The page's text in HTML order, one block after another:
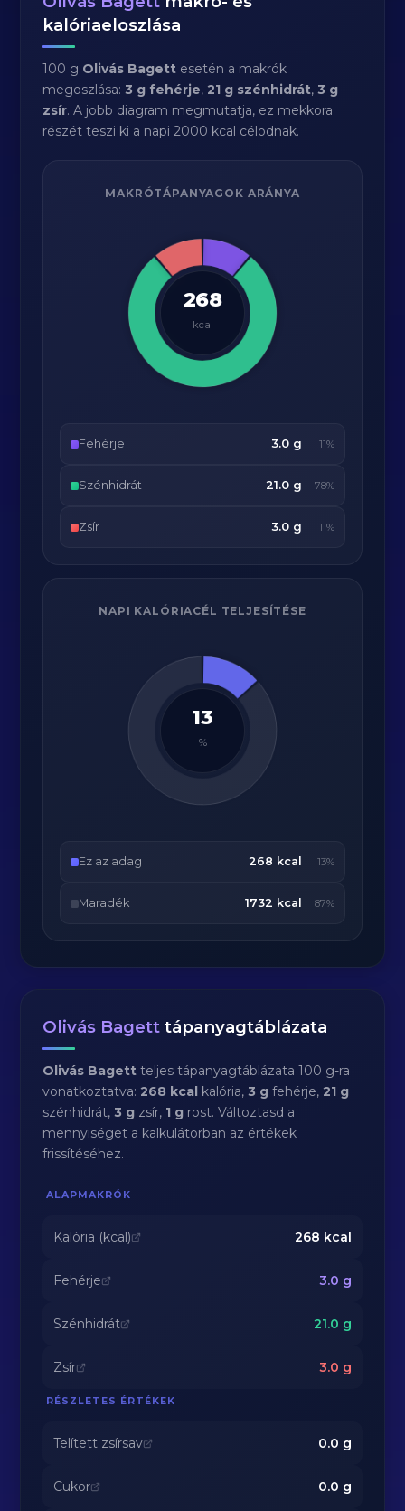
kalóriaeloszlása
100 g Olivás Bagett esetén a makrók
megoszlása:3 g fehérje,21 g szénhidrát,3 g
zsír. A jobb diagram megmutatja, ez mekkora
részét teszi ki a napi 2000 kcal célodnak.
MAKRÓTÁPANYAGOK ARÁNYA
268
kcal
Fehérje 3.0 g 11%
Szénhidrát 21.0 g 78%
Zsír 3.0 g 11%
NAPI KALÓRIACÉL TELJESÍTÉSE
13
%
Ez az adag 268 kcal 13%
Maradék 1732 kcal 87%
Olivás Bagett tápanyagtáblázata
Olivás Bagett teljes tápanyagtáblázata 100 g-ra
vonatkoztatva:268 kcal kalória,3 g fehérje,21 g
szénhidrát,3 g zsír, 1 g rost. Változtasd a
mennyiséget a kalkulátorban az értékek
frissítéséhez.
ALAPMAKRÓK
Kalória (kcal) 268 kcal
Fehérje 3.0 g
Szénhidrát 21.0 g
Zsír 3.0 g
RÉSZLETES ÉRTÉKEK
Telített zsírsav 0.0 g
Cukor 0.0 g